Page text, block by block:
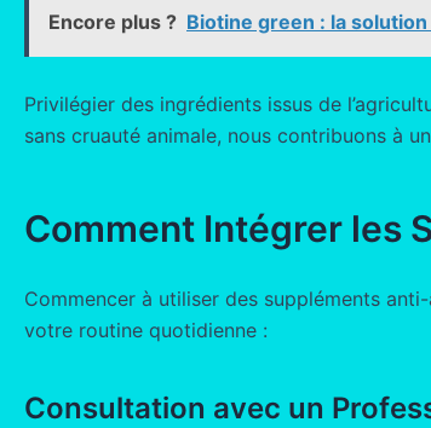
Encore plus ? Biotine green : la
Privilégier des ingrédients issus de
sans cruauté animale, nous contribuons à
Comment Intégrer les
Commencer à utiliser des suppléments
votre routine quotidienne :
Consultation avec un